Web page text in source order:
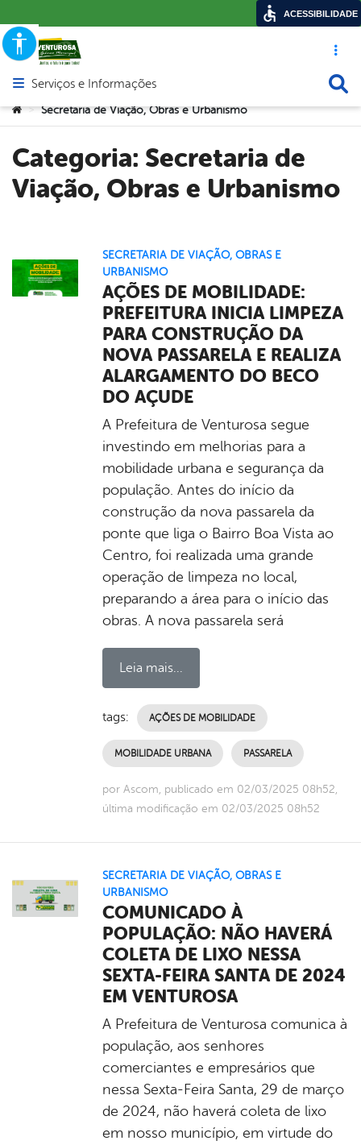
Acesso
Abrir menu principal de navegação
Serviços e Informações
Você está aqui:
> Secretaria de Viação, Obras e Urbanismo
Categoria: Secretaria de
Viação, Obras e Urbanismo
SECRETARIA DE VIAÇÃO, OBRAS E
URBANISMO
AÇÕES DE MOBILIDADE:
PREFEITURA INICIA LIMPEZA
PARA CONSTRUÇÃO DA
NOVA PASSARELA E REALIZA
ALARGAMENTO DO BECO
DO AÇUDE
A Prefeitura de Venturosa segue
investindo em melhorias para a
mobilidade urbana e segurança da
população. Antes do início da
construção da nova passarela da
ponte que liga o Bairro Boa Vista ao
Centro, foi realizada uma grande
operação de limpeza no local,
preparando a área para o início das
obras. A nova passarela será
Leia mais...
tags: AÇÕES DE MOBILIDADE
MOBILIDADE URBANA PASSARELA
por Ascom, publicado em 02/03/2025 08h52,
última modificação em 02/03/2025 08h52
SECRETARIA DE VIAÇÃO, OBRAS E
URBANISMO
COMUNICADO À
POPULAÇÃO: NÃO HAVERÁ
COLETA DE LIXO NESSA
SEXTA-FEIRA SANTA DE 2024
EM VENTUROSA
A Prefeitura de Venturosa comunica à
população, aos senhores
comerciantes e empresários que
nessa Sexta-Feira Santa, 29 de março
de 2024, não haverá coleta de lixo
em nosso município, em virtude do
ACESSIBILIDADE